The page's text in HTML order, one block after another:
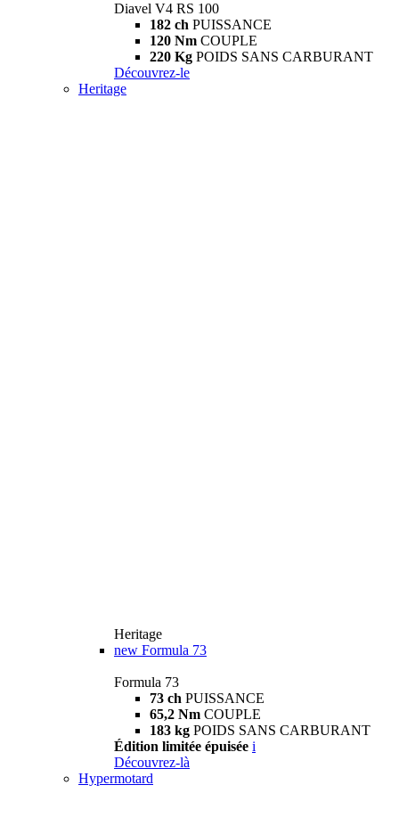
Diavel V4 RS 100
182 ch PUISSANCE
120 Nm COUPLE
220 Kg POIDS SANS CARBURANT
Découvrez-le
Heritage
Heritage
new Formula 73
Formula 73
73 ch PUISSANCE
65,2 Nm COUPLE
183 kg POIDS SANS CARBURANT
Édition limitée épuisée i
Découvrez-là
Hypermotard